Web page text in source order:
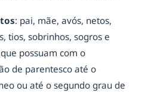
: pai, mãe, avós, netos,
tios, sobrinhos, sogros e
possuam com o
de parentesco até o
ou até o segundo grau de